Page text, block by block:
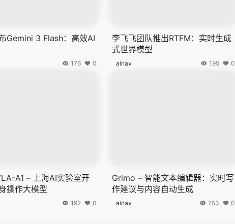
Gemini 3 Flash：高效AI
176 0
李飞飞团队推出RTFM：实时生成
式世界模型
ainav 195 0
A1 – 上海AI实验室开
操作大模型
192 0
Grimo – 智能文本编辑器：实时写
作建议与内容自动生成
ainav 253 0